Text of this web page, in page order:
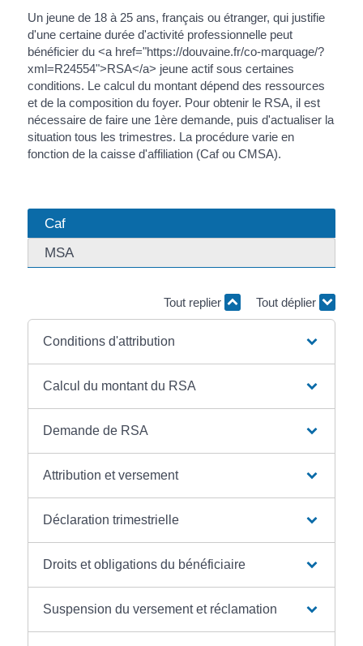
Un jeune de 18 à 25 ans, français ou étranger, qui justifie
d'une certaine durée d'activité professionnelle peut
bénéficier du <a href="https://douvaine.fr/co-marquage/?
xml=R24554">RSA</a> jeune actif sous certaines
conditions. Le calcul du montant dépend des ressources
et de la composition du foyer. Pour obtenir le RSA, il est
nécessaire de faire une 1ère demande, puis d'actualiser la
situation tous les trimestres. La procédure varie en
fonction de la caisse d'affiliation (Caf ou CMSA).
Caf
MSA
Tout replier Tout déplier
Conditions d'attribution
Calcul du montant du RSA
Demande de RSA
Attribution et versement
Déclaration trimestrielle
Droits et obligations du bénéficiaire
Suspension du versement et réclamation